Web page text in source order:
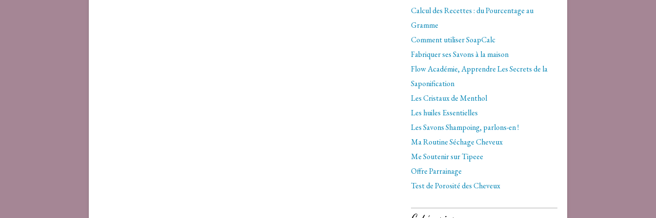
Calcul des Recettes : du Pourcentage au
Gramme
Comment utiliser SoapCalc
Fabriquer ses Savons à la maison
Flow Académie, Apprendre Les Secrets de la
Saponification
Les Cristaux de Menthol
Les huiles Essentielles
Les Savons Shampoing, parlons-en !
Ma Routine Séchage Cheveux
Me Soutenir sur Tipeee
Offre Parrainage
Test de Porosité des Cheveux